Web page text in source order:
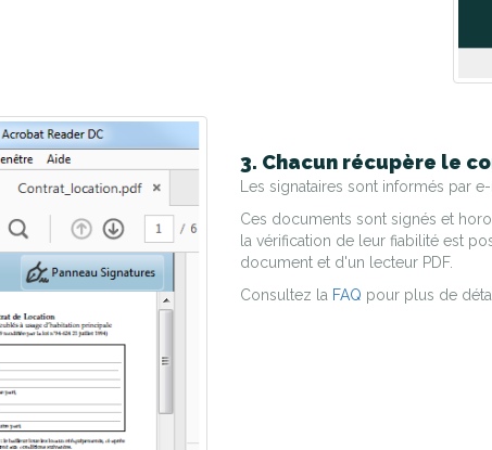
3. Chacun récupère le
Les signataires sont informés par
Ces documents sont signés et
la vérification de leur fiabilité est
document et d'un lecteur PDF.
Consultez la FAQ pour plus de